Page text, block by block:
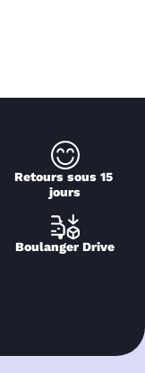
Retours sous 15
jours
Boulanger Drive